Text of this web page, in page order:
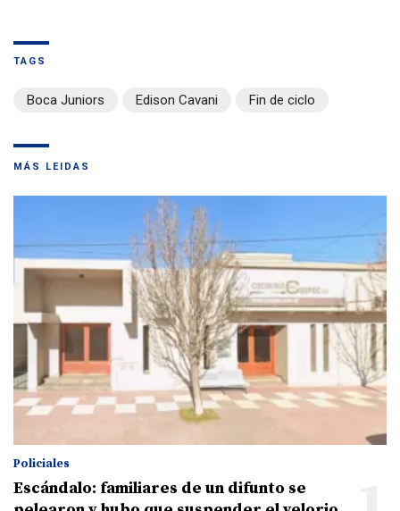
TAGS
Boca Juniors Edison Cavani Fin de ciclo
MÁS LEIDAS
Policiales
Escándalo: familiares de un difunto se